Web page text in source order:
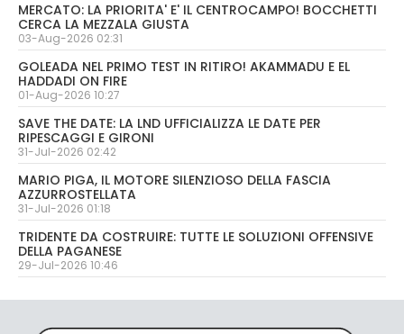
MERCATO: LA PRIORITA' E' IL CENTROCAMPO! BOCCHETTI
CERCA LA MEZZALA GIUSTA
03-Aug-2026 02:31
GOLEADA NEL PRIMO TEST IN RITIRO! AKAMMADU E EL
HADDADI ON FIRE
01-Aug-2026 10:27
SAVE THE DATE: LA LND UFFICIALIZZA LE DATE PER
RIPESCAGGI E GIRONI
31-Jul-2026 02:42
MARIO PIGA, IL MOTORE SILENZIOSO DELLA FASCIA
AZZURROSTELLATA
31-Jul-2026 01:18
TRIDENTE DA COSTRUIRE: TUTTE LE SOLUZIONI OFFENSIVE
DELLA PAGANESE
29-Jul-2026 10:46